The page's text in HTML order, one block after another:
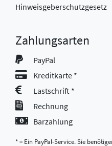
Hinweisgeberschutzgesetz
Zahlungsarten
PayPal
Kreditkarte *
Lastschrift *
Rechnung
Barzahlung
* = Ein PayPal-Service. Sie